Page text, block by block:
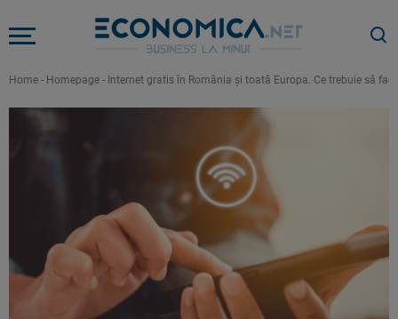
Home - Homepage - Internet gratis în România și toată Europa. Ce trebuie să